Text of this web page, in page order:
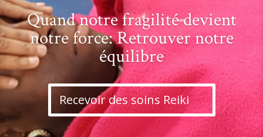
Quand notre fragilité devient
notre force: Retrouver notre
équilibre
Recevoir des soins Reiki